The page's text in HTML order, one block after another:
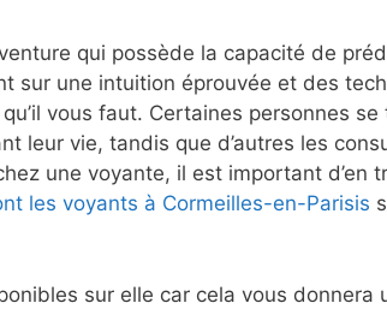
qui possède la capacité de
sur une intuition éprouvée et des
vous faut. Certaines personnes
leur vie, tandis que d’autres les
une voyante, il est important d’en
les voyants à Cormeilles-en-Parisis
sur elle car cela vous donnera